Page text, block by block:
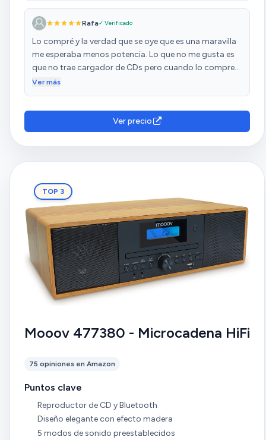
lo acordado
Rafa✓ Verificado
Lo compré y la verdad que se oye que es una maravilla
me esperaba menos potencia. Lo que no me gusta es
que no trae cargador de CDs pero cuando lo compre
lo sabía con lo cual bastante contento. El modelo
Ver más
Ver precio
TOP 3
Mooov 477380 - Microcadena HiFi
75 opiniones en Amazon
Puntos clave
Reproductor de CD y Bluetooth
Diseño elegante con efecto madera
5 modos de sonido preestablecidos